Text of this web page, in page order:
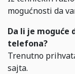
mogućnosti da
Da li je moguće
telefona?
Trenutno
sajta.